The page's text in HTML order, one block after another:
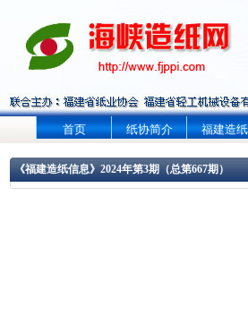
首页 纸协简介 福建造纸
《福建造纸信息》2024年第3期（总第667期）